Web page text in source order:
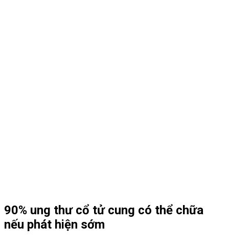
90% ung thư cổ tử cung có thể chữa
nếu phát hiện sớm